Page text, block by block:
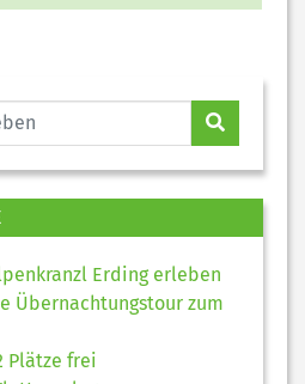
Erding erleben
Übernachtungstour zum
Plätze frei